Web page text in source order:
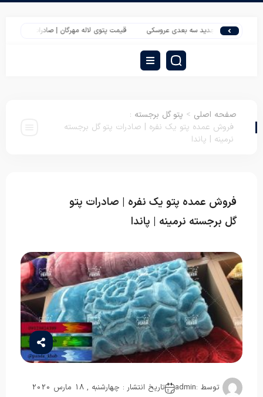
جدید سه بعدی عروسکی قیمت پتوی لاله مهرگان | صادرات پتو ایرانی ارزان
صفحه اصلی > پتو گل برجسته :
فروش عمده پتو یک نفره | صادرات پتو گل برجسته
نرمینه | پاندا
فروش عمده پتو یک نفره | صادرات پتو
گل برجسته نرمینه | پاندا
توسط :admin
تاریخ انتشار : چهارشنبه , 18 مارس 2020